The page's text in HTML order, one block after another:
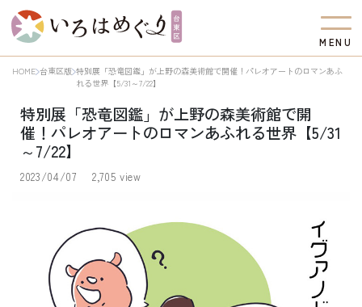
M EN U
HOME 台東区版 特別展「恐竜図鑑」が上野の森美術館で開催！パレオアートのロマンあふ
れる世界【5/31～7/22】
特別展「恐竜図鑑」が上野の森美術館で開
催！パレオアートのロマンあふれる世界【5/31
～7/22】
2023/04/07 2,705 view